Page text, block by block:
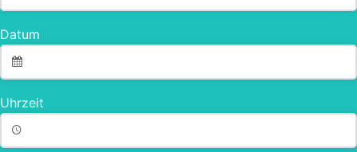
Datum
Uhrzeit